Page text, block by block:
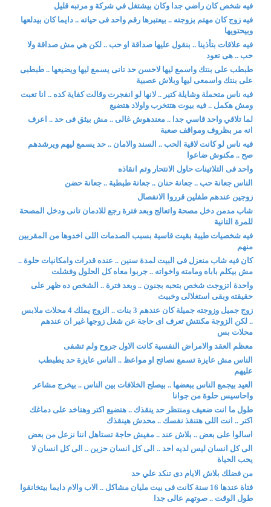
فيه شخص كان راضي جدا وكان بيشتغل في شركة و مرتبه قليل
فيه زوج كان مهتم بزوجته .. بيعتبرها رقم واحد فى حياته .. دايما كان بيدلعها
وبيحتويها
فيه علاقات بتأذينا .. بنقول عليها صداقة او حب .. لكن هي مش صداقة ولا
حب .. هى تعود
طبطب على بنتك واسمع ليها لاحسن حد تانى يسمع ليها ويضيعها .. طبطبى
على بنتك واسمعى ليها وبلاش عصبية
فيه ناس متحملة وشايلة كتير .. لانها لو انفجرت وقالت كفاية كده .. انا تعبت
ومش هكمل .. فيه بيوت هتتخرب واولاد هتضيع
لما تلاقي واحد قاسي جدا .. معندهوش غالى .. مش بيثق فى حد .. اعرف
انه مر بظروف ومواقف صعبة
فيه ناس لو كانت لاقية الحب .. السند والامان .. حد يسمع ليهم ويرشدهم
صح .. مكنوش ضاعوا
واحد فى التلاتينات حاول الانتحار وتم انقاذه
الناس جعانة حب .. جعانة حنان .. جعانة طبطبة .. جعانة حضن
زوجين عندهم طفلين قرروا الانفصال
شاب مدمن دخل مصحة واتعالج وبعد فترة رجع للادمان تانى ودخل المصحة
للمرة التانية
فيه شخصيات طيبة بقيت قاسية بسبب الصدمات اللى اخدوها من المقربين
منهم
كان فيه شاب منعزل فى البيت لمدة سنين .. عنده قدرات وامكانيات حلوة ..
مش بيكلم باباه ومامته واخواته .. جربوا معاه كل الحلول وفشلت
واحدة اتزوجت شخص بتحبه بجنون .. وبعد فترة .. الشخص ده ظهر على
حقيقته وبقى استغلالى وخبيث
زوج جميل وزوجته جميلة كان عندهم 3 بنات .. الزوج يملك 4 محلات ملابس
.. لكن الزوجة مكنتش تعرف اى حاجة عن شغل زوجها غير ان عندهم
محلات بس
معظم العقد والامراض النفسية كانت الاول جروح ولم تشفى
الناس مش عايزة تسمع نصائح او مواعظ .. الناس عايزة حد يطبطب
عليهم
العيد بيجمع الناس ببعضها .. بيصلح الخلافات بين الناس .. بيخرج مشاعر
واحاسيس حلوة من جوانا
طول ما انت ضعيف ومنتظر حد ينقذك .. هتضيع اكتر وهتاخد على دماغك
اكتر .. انت اللى هتنقذ نفسك .. محدش هينقذك
اسالوا على بعض .. بلاش عند .. مفيش حاجة تستاهل اننا نزعل من بعض
الى كل انسان ليس لديه احد .. الى كل انسان حزين .. الى كل انسان لا
يحب الحياة
من فضلك بلاش الايام دى تنكد علي حد
فتاة عندها 16 سنة كانت فى بيت مليان مشاكل .. الاب والام دايما بيتخانقوا
طول الوقت .. صوتهم عالى جدا